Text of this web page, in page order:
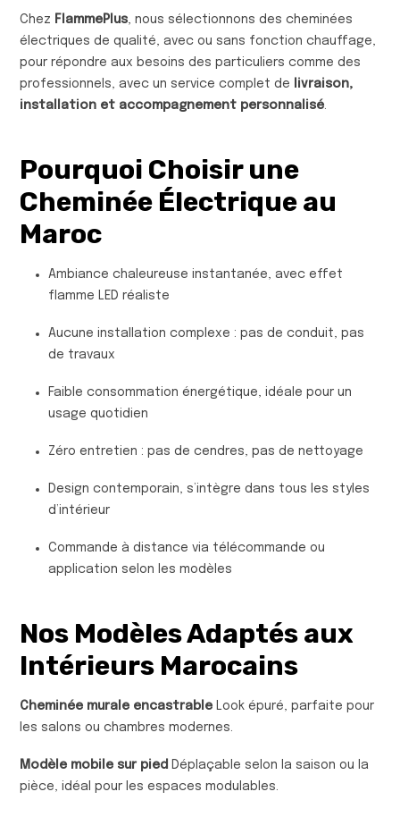
Chez FlammePlus, nous sélectionnons des cheminées
électriques de qualité, avec ou sans fonction chauffage,
pour répondre aux besoins des particuliers comme des
professionnels, avec un service complet de
livraison,
installation et accompagnement personnalisé.
Pourquoi Choisir une
Cheminée Électrique au
Maroc
Ambiance chaleureuse instantanée, avec effet
flamme LED réaliste
Aucune installation complexe : pas de conduit, pas
de travaux
Faible consommation énergétique, idéale pour un
usage quotidien
Zéro entretien : pas de cendres, pas de nettoyage
Design contemporain, s’intègre dans tous les styles
d’intérieur
Commande à distance via télécommande ou
application selon les modèles
Nos Modèles Adaptés aux
Intérieurs Marocains
Cheminée murale encastrable Look épuré, parfaite pour
les salons ou chambres modernes.
Modèle mobile sur pied Déplaçable selon la saison ou la
pièce, idéal pour les espaces modulables.